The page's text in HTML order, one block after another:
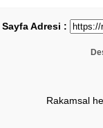
Sayfa Adresi :
Rakamsal